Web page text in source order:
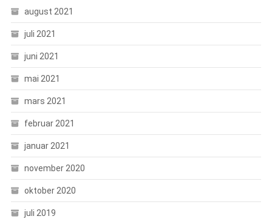
august 2021
juli 2021
juni 2021
mai 2021
mars 2021
februar 2021
januar 2021
november 2020
oktober 2020
juli 2019